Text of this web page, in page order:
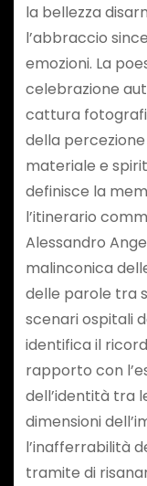
la bellezza
l’abbraccio
emozioni. La
celebrazione
cattura
della percezione
materiale e
definisce la
l’itinerario
Alessandro
malinconica
delle parole tra
scenari ospitali
identifica il
rapporto con
dell’identità tra
dimensioni
l’inafferrabilità
tramite di